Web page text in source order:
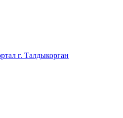
г. Талдыкорган